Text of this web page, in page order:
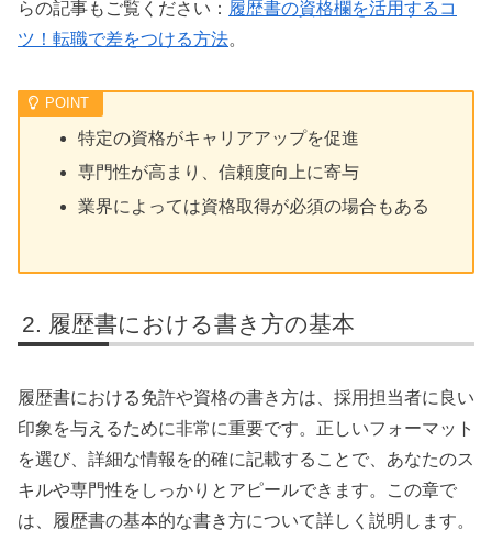
らの記事もご覧ください： 履歴書の資格欄を活用するコ
ツ！転職で差をつける方法。
特定の資格がキャリアアップを促進
専門性が高まり、信頼度向上に寄与
業界によっては資格取得が必須の場合もある
履歴書における書き方の基本
履歴書における免許や資格の書き方は、採用担当者に良い
印象を与えるために非常に重要です。正しいフォーマット
を選び、詳細な情報を的確に記載することで、あなたのス
キルや専門性をしっかりとアピールできます。この章で
は、履歴書の基本的な書き方について詳しく説明します。